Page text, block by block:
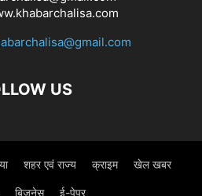
US
शहर एवं राज्य क्राइम खेल खबर
बिजनेस ई-पेपर